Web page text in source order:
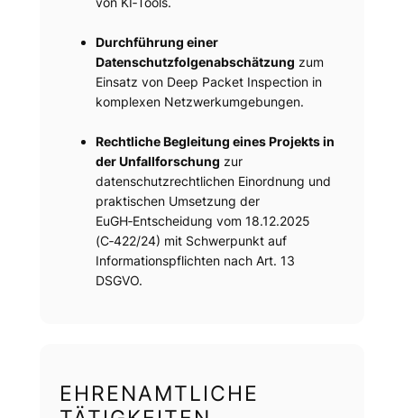
Durchführung einer
Datenschutzfolgenabschätzung zum
Einsatz von Deep Packet Inspection in
komplexen Netzwerkumgebungen.
Rechtliche Begleitung eines Projekts in
der Unfallforschung zur
datenschutzrechtlichen Einordnung und
praktischen Umsetzung der
EuGH‑Entscheidung vom 18.12.2025
(C‑422/24) mit Schwerpunkt auf
Informationspflichten nach Art. 13
DSGVO.
EHRENAMTLICHE